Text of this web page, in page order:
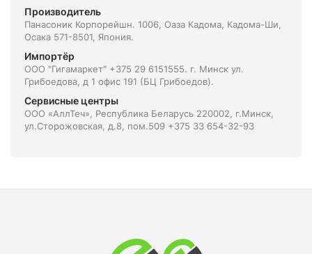
Производитель
Панасоник Корпорейшн. 1006, Оаза Кадома, Кадома-Ши,
Осака 571-8501, Япония.
Импортёр
ООО "Гигамаркет" +375 29 6151555. г. Минск ул.
Грибоедова, д 1 офис 191 (БЦ Грибоедов).
Сервисные центры
ООО «АллТеч», Республика Беларусь 220002, г.Минск,
ул.Сторожовская, д.8, пом.509 +375 33 654-32-93